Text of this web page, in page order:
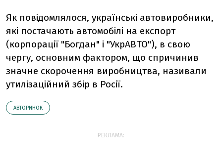
Як повідомлялося, українські автовиробники,
які постачають автомобілі на експорт
(корпорації "Богдан" і "УкрАВТО"), в свою
чергу, основним фактором, що спричинив
значне скорочення виробництва, називали
утилізаційний збір в Росії.
АВТОРИНОК
РЕКЛАМА: